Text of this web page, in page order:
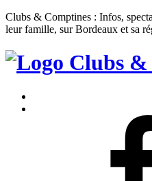
Clubs & Comptines : Infos,
leur famille, sur Bordeaux et sa
Clubs
Comptines